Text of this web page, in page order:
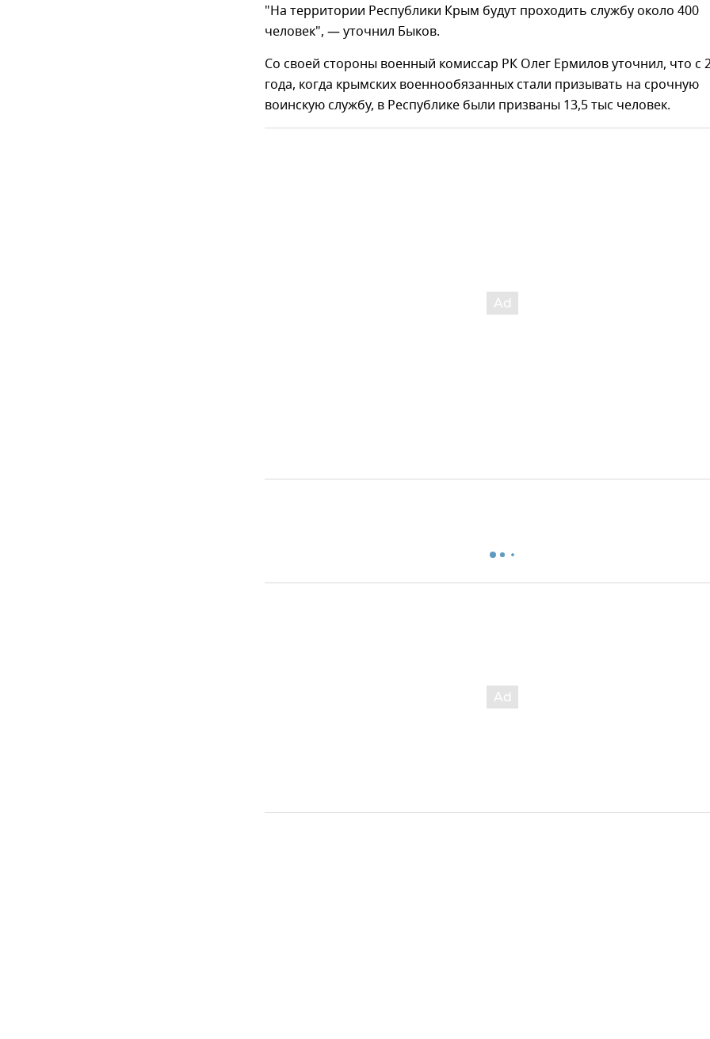
"На территории Республики Крым будут проходить службу около 400
человек", — уточнил Быков.
Со своей стороны военный комиссар РК Олег Ермилов уточнил, что с
года, когда крымских военнообязанных стали призывать на срочную
воинскую службу, в Республике были призваны 13,5 тыс человек.